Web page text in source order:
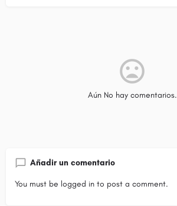
Aún No hay comentarios.
Añadir un comentario
You must be logged in to post a comment.